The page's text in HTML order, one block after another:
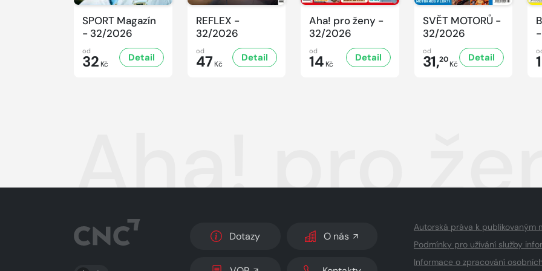
SPORT Magazín
- 32/2026
od
32 Kč
Detail
REFLEX -
32/2026
od
47 Kč
Detail
Aha! pro ženy -
32/2026
od
14 Kč
Detail
SVĚT MOTORŮ -
32/2026
od
31,20Kč
Detail
Aha! pro
Dotazy O nás
Autorská práva k publikovaným
Podmínky pro užívání služby
Informace o zpracování